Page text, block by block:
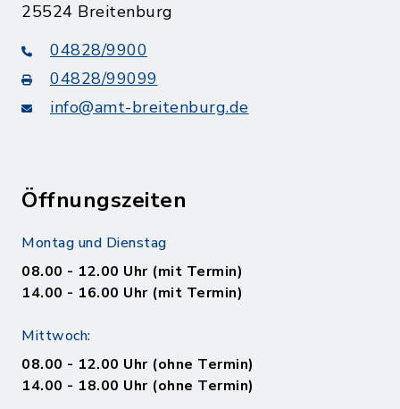
25524 Breitenburg
04828/9900
04828/99099
info@amt-breitenburg.de
Öffnungszeiten
Montag und Dienstag
08.00 - 12.00 Uhr (mit Termin)
14.00 - 16.00 Uhr (mit Termin)
Mittwoch:
08.00 - 12.00 Uhr (ohne Termin)
14.00 - 18.00 Uhr (ohne Termin)